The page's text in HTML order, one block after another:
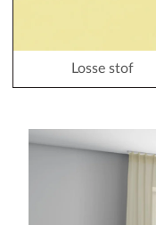
Losse stof